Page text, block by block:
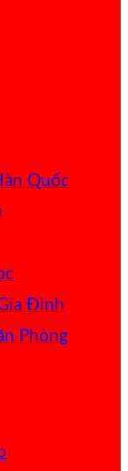
Quốc
Đình
Phòng